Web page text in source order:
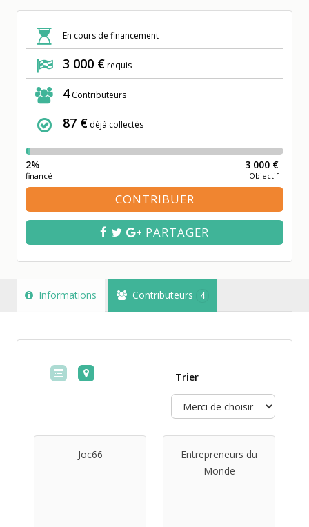
En cours de financement
3 000 €requis
4Contributeurs
87 € déjà collectés
2%
financé
3 000 €
Objectif
CONTRIBUER
PARTAGER
Informations Contributeurs 4
Trier
Joc66
Entrepreneurs du
Monde